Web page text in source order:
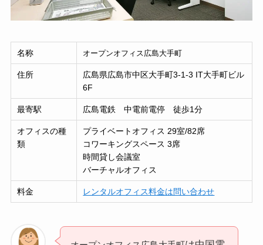
名称 オープンオフィス広島大手町
住所
広島県広島市中区大手町3-1-3 IT大手町ビル
6F
最寄駅 広島電鉄 中電前電停 徒歩1分
オフィスの種
類
プライベートオフィス 29室/82席
コワーキングスペース 3席
時間貸し会議室
バーチャルオフィス
料金 レンタルオフィス料金は問い合わせ